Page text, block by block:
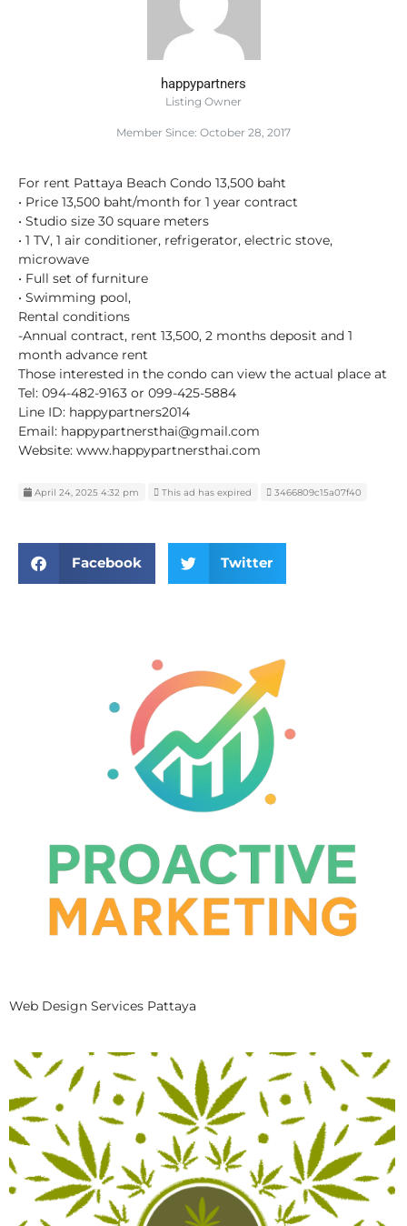
happypartners
Listing Owner
Member Since: October 28, 2017
For rent Pattaya Beach Condo 13,500 baht
• Price 13,500 baht/month for 1 year contract
• Studio size 30 square meters
• 1 TV, 1 air conditioner, refrigerator, electric stove,
microwave
• Full set of furniture
• Swimming pool,
Rental conditions
-Annual contract, rent 13,500, 2 months deposit and 1
month advance rent
Those interested in the condo can view the actual place at
Tel: 094-482-9163 or 099-425-5884
Line ID: happypartners2014
Email: happypartnersthai@gmail.com
Website: www.happypartnersthai.com
April 24, 2025 4:32 pm This ad has expired 3466809c15a07f40
Facebook Twitter
Web Design Services Pattaya